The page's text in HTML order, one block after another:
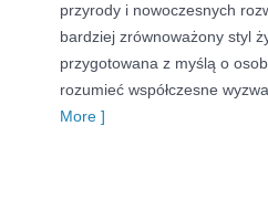
przyrody i nowoczesnych
bardziej zrównoważony styl
przygotowana z myślą o
rozumieć współczesne
More ]